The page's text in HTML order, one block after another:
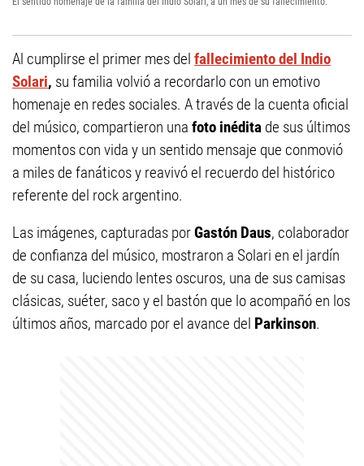
Al cumplirse el primer mes del fallecimiento del Indio
Solari, su familia volvió a recordarlo con un emotivo
homenaje en redes sociales. A través de la cuenta oficial
del músico, compartieron una foto inédita de sus últimos
momentos con vida y un sentido mensaje que conmovió
a miles de fanáticos y reavivó el recuerdo del histórico
referente del rock argentino.
Las imágenes, capturadas porGastón Daus, colaborador
de confianza del músico, mostraron a Solari en el jardín
de su casa, luciendo lentes oscuros, una de sus camisas
clásicas, suéter, saco y el bastón que lo acompañó en los
últimos años, marcado por el avance del Parkinson.